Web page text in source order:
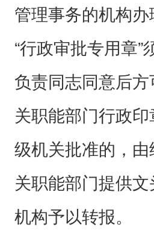
管理事务的机构
“行政审批专用章
负责同志同意后
关职能部门行政
级机关批准的，
关职能部门提供
机构予以转报。